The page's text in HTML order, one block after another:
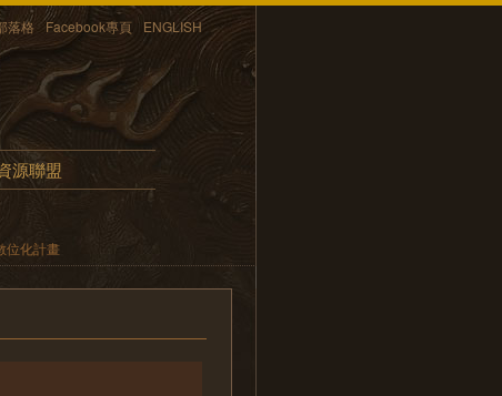
落格 Facebook專頁 ENGLISH
源聯盟
位化計畫